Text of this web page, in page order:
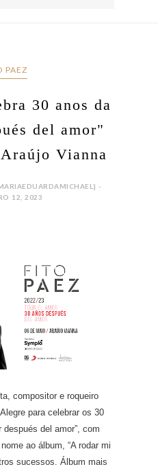
PAEZ
30 anos da
del amor"
Vianna
-
12, 2023
compositor e roqueiro
para celebrar os 30
del amor”, com
ao álbum, “A rodar mi
sucessos. Álbum mais